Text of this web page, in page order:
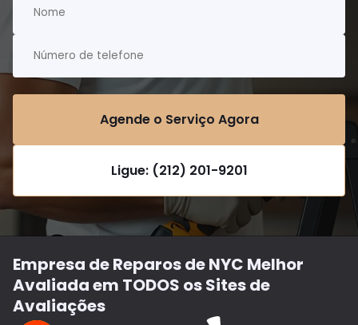
Agende o Serviço Agora
Ligue: (212) 201-9201
Empresa de Reparos de NYC Melhor
Avaliada em TODOS os Sites de
Avaliações